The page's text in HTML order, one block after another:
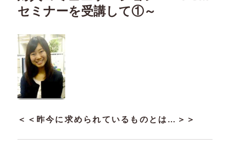
セミナーを受講して①～
＜＜昨今に求められているものとは…＞＞